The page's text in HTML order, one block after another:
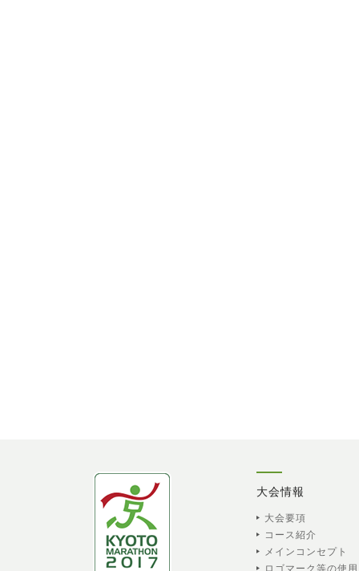
大会情報
大会要項
コース紹介
メインコンセプト